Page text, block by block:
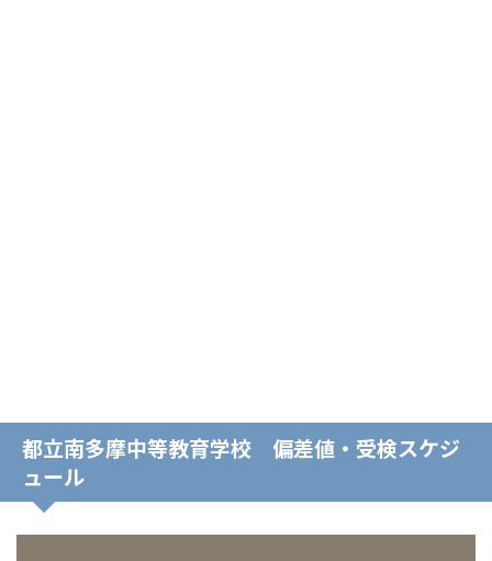
都立南多摩中等教育学校 偏差値・受検スケジ
ュール